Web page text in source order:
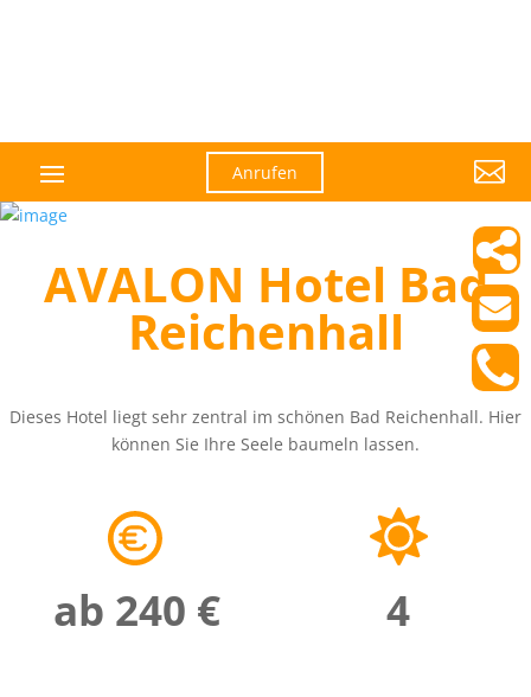
Anrufen 
AVALON Hotel Bad
Reichenhall
Dieses Hotel liegt sehr zentral im schönen Bad Reichenhall. Hier
können Sie Ihre Seele baumeln lassen.
ab 240 € 4